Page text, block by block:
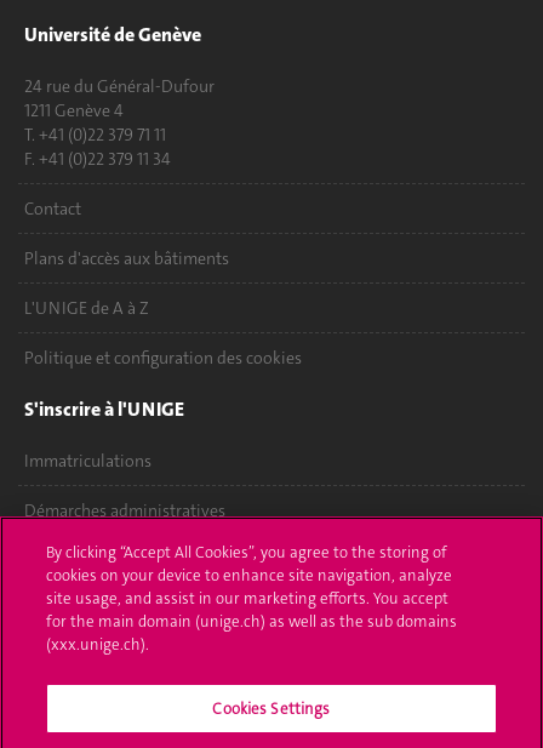
Université de Genève
24 rue du Général-Dufour
1211 Genève 4
T. +41 (0)22 379 71 11
F. +41 (0)22 379 11 34
Contact
Plans d'accès aux bâtiments
L'UNIGE de A à Z
Politique et configuration des cookies
S'inscrire à l'UNIGE
Immatriculations
Démarches administratives
Poser une question
L'UNIGE vous informe
By clicking “Accept All Cookies”, you agree to the storing of
cookies on your device to enhance site navigation, analyze
site usage, and assist in our marketing efforts. You accept
for the main domain (unige.ch) as well as the sub domains
(xxx.unige.ch).
Cookies Settings